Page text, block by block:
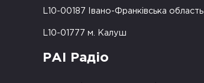
L10-00187 Івано-Франківська область
L10-01777 м. Калуш
РАІ Радіо